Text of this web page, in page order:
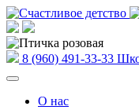
8 (960) 491-33-33
О нас